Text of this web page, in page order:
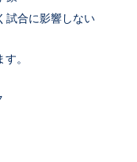
試合に影響しない
。